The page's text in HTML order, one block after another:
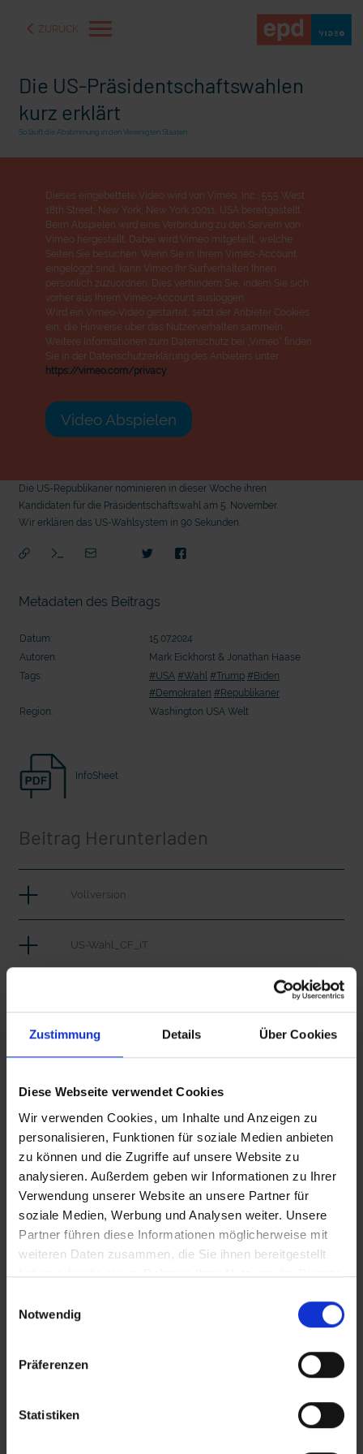
Zustimmung Details Über Cookies
Diese Webseite verwendet Cookies
Wir verwenden Cookies, um Inhalte und Anzeigen zu
personalisieren, Funktionen für soziale Medien anbieten
zu können und die Zugriffe auf unsere Website zu
analysieren. Außerdem geben wir Informationen zu Ihrer
Verwendung unserer Website an unsere Partner für
soziale Medien, Werbung und Analysen weiter. Unsere
Partner führen diese Informationen möglicherweise mit
weiteren Daten zusammen, die Sie ihnen bereitgestellt
haben oder die sie im Rahmen Ihrer Nutzung der Dienste
Notwendig
Präferenzen
Statistiken
ZURÜCK
oder "Deppen der "Wir bauen Cherson wieder auf" - Optimismus in der
epd erklärt: Tag der Arbeit
In Sicherheit in Deutschland, in Gedanken im Krieg
Die US-Präsidentschaftswahlen
kurz erklärt
So läuft die Abstimmung in den Vereinigten Staaten
Dieses eingebettete Video wird von Vimeo, Inc., 555 West
18th Street, New York, New York 10011, USA bereitgestellt.
Beim Abspielen wird eine Verbindung zu den Servern von
Vimeo hergestellt. Dabei wird Vimeo mitgeteilt, welche
Seiten Sie besuchen. Wenn Sie in Ihrem Vimeo-Account
eingeloggt sind, kann Vimeo Ihr Surfverhalten Ihnen
persönlich zuzuordnen. Dies verhindern Sie, indem Sie sich
vorher aus Ihrem Vimeo-Account ausloggen.
Wird ein Vimeo-Video gestartet, setzt der Anbieter Cookies
ein, die Hinweise über das Nutzerverhalten sammeln.
Weitere Informationen zum Datenschutz bei „Vimeo“ finden
Sie in der Datenschutzerklärung des Anbieters unter:
https://vimeo.com/privacy
Video Abspielen
Die US-Republikaner nominieren in dieser Woche ihren
Kandidaten für die Präsidentschaftswahl am 5. November.
Wir erklären das US-Wahlsystem in 90 Sekunden.
Metadaten des Beitrags
Datum:
15.07.2024
Autoren:
Mark Eickhorst & Jonathan Haase
Tags:
#USA #Wahl #Trump #Biden
#Demokraten #Republikaner
Region:
Washington USA Welt
InfoSheet
Beitrag Herunterladen
Vollversion
US-Wahl_CF_iT
US-Wahl_Vertikal_Captions
US-Wahl vertikal CF
US-Wahl CF
Zusätzliches Material